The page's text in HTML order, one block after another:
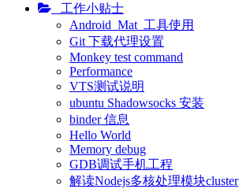
工作小贴士
Android_Mat_工具使用
Git 下载代理设置
Monkey test command
Performance
VTS测试说明
ubuntu Shadowsocks 安装
binder 信息
Hello World
Memory debug
GDB调试手机工程
解读Nodejs多核处理模块cluster